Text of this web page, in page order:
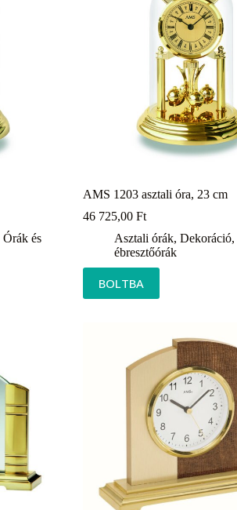
Órák és
AMS 1203 asztali óra, 23 cm
46 725,00 Ft
Asztali órák, Dekoráció,
ébresztőórák
BOLTBA